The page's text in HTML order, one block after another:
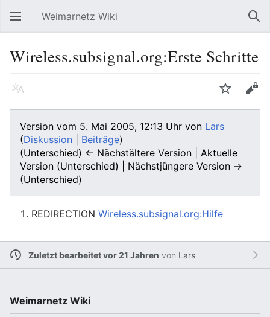
Hauptmenü öffnen Weimarnetz Wiki
Wireless.subsignal.org:Erste Schritte
Sprache Beobachten Bearbeiten
Version vom 5. Mai 2005, 12:13 Uhr von Lars
(Diskussion Beiträge)
(Unterschied) ← Nächstältere Version | Aktuelle
Version (Unterschied) | Nächstjüngere Version →
(Unterschied)
REDIRECTION Wireless.subsignal.org:Hilfe
Zuletzt bearbeitet vor 21 Jahren von Lars
Weimarnetz Wiki